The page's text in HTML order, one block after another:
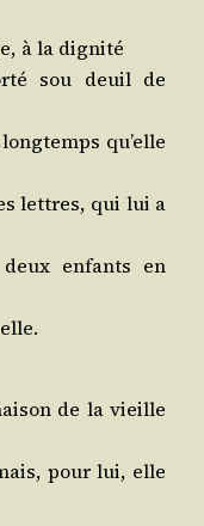
à la dignité
sou deuil de
qu’elle
lettres, qui lui a
enfants en
de la vieille
pour lui, elle